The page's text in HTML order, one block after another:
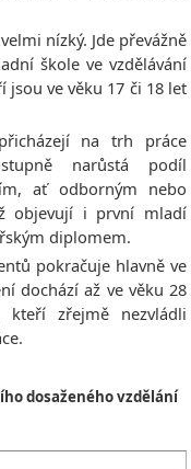
nízký. Jde převážně
škole ve vzdělávání
ve věku 17 či 18 let
na trh práce
narůstá podíl
ať odborným nebo
objevují i první mladí
diplomem.
pokračuje hlavně ve
dochází až ve věku 28
zřejmě nezvládli
dosaženého vzdělání